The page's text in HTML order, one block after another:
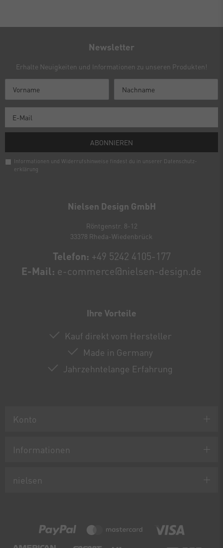
Nielsen Design GmbH
Röntgenstr. 8-12
33378 Rheda-Wiedenbrück
Telefon: +49 5242 4105-177
E-Mail: e-commerce@nielsen-design.de
Ihre Vorteile
Kauf direkt vom Hersteller
Made in Germany
Jahrzehntelange Erfahrung
Konto
Informationen
nielsen
Newsletter
Erhalte Neuigkeiten und Informationen zu unseren Produkten!
ABONNIEREN
Informationen und Widerrufshinweise findest du in unserer Daten­schutz­
erklärung